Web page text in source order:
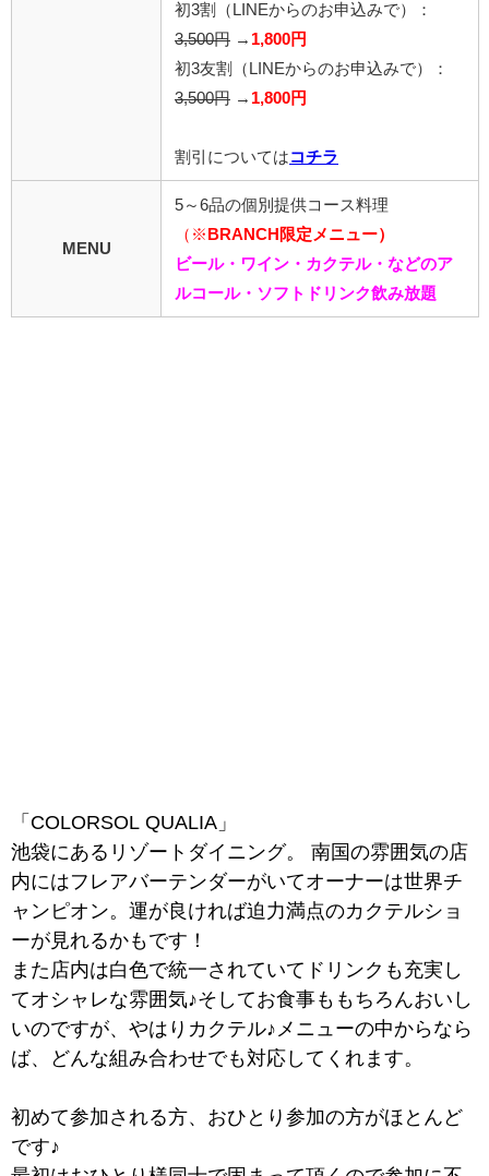
初3割（LINEからのお申込みで）：
3,500円 → 1,800円
初3友割（LINEからのお申込みで）：
3,500円 → 1,800円
割引については コチラ
MENU
5～6品の個別提供コース料理
（※ BRANCH限定メニュー）
ビール・ワイン・カクテル・などのア
ルコール・ソフトドリンク飲み放題
「COLORSOL QUALIA」
池袋にあるリゾートダイニング。 南国の雰囲気の店
内にはフレアバーテンダーがいてオーナーは世界チ
ャンピオン。運が良ければ迫力満点のカクテルショ
ーが見れるかもです！
また店内は白色で統一されていてドリンクも充実し
てオシャレな雰囲気♪そしてお食事ももちろんおいし
いのですが、やはりカクテル♪メニューの中からなら
ば、どんな組み合わせでも対応してくれます。
初めて参加される方、おひとり参加の方がほとんど
です♪